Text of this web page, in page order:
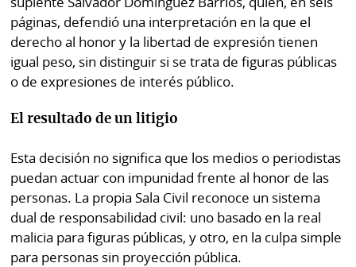
páginas, defendió una interpretación en la que el
derecho al honor y la libertad de expresión tienen
igual peso, sin distinguir si se trata de figuras públicas
o de expresiones de interés público.
El resultado de un litigio
Esta decisión no significa que los medios o periodistas
puedan actuar con impunidad frente al honor de las
personas. La propia Sala Civil reconoce un sistema
dual de responsabilidad civil: uno basado en la real
malicia para figuras públicas, y otro, en la culpa simple
para personas sin proyección pública.